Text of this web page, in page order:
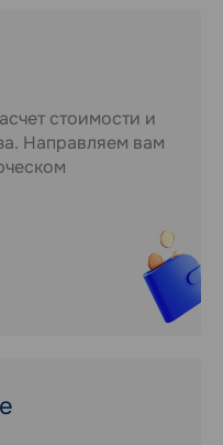
стоимости и
Направляем вам